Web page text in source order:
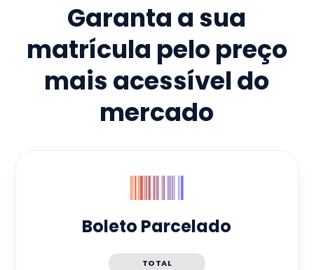
Garanta a sua
matrícula pelo preço
mais acessível do
mercado
Boleto Parcelado
TOTAL